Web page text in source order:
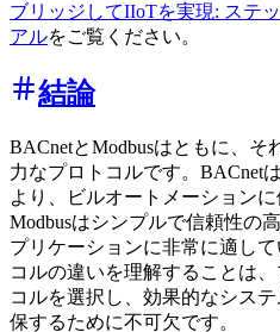
ブリッジしてIIoTを実現: ステ
アルをご覧ください。
結論
BACnetとModbusはともに、
力なプロトコルです。BACnet
より、ビルオートメーションに
Modbusはシンプルで信頼性の
プリケーションに非常に適し
コルの違いを理解することは
コルを選択し、効果的なシス
保するために不可欠です。